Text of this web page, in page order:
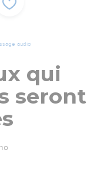
audio
qui
seront